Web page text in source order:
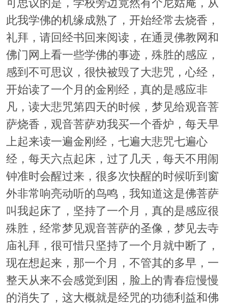
可思议的是，学校旁边竟然有个尼姑庵，从
此我学佛的机缘成熟了，开始经常去烧香，
礼拜，请回经书回来阅读，在通灵佛教网和
佛门网上看一些学佛的事迹，殊胜的感应，
感到不可思议，很快被毁了大悲咒，心经，
开始读了一个月的金刚经，真的是感应非
凡，读大悲咒第四天的时候，梦见给观音菩
萨烧香，观音菩萨劝我买一个香炉，每天早
上起来读一遍金刚经，七遍大悲咒七遍心
经，每天六点起床，过了几天，每天不用闹
钟准时会醒过来，很多次快醒的时候听到窗
外非常响亮动听的鸟鸣，我知道这是佛菩萨
叫我起床了，坚持了一个月，真的是感应很
殊胜，经常梦见观音菩萨的圣像，梦见去寺
庙礼拜，很可惜只坚持了一个月就中断了，
现在想起来，那一个月，不管其的多早，一
整天从来不会感觉到困，脸上的青春痘慢慢
的消失了，这大概就是经咒的功德利益和佛